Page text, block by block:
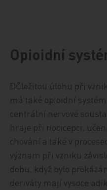
Opioidní
Důležitou úlohu při
má také opioidní
centrální nervové
hraje při nocicepci,
chování a také v
význam při vzniku
dobu, když bylo
deriváty mají vysoce